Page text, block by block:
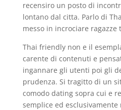
recensiro un posto di
lontano dal citta. Parlo di
messo in incrociare ragazze
Thai friendly non e il
carente di contenuti e
ingannare gli utenti poi gli
prudenza. Si tragitto di un
comodo dating sopra cui e
semplice ed esclusivamente